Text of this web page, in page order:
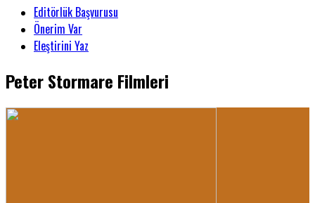
Editörlük Başvurusu
Önerim Var
Eleştirini Yaz
Peter Stormare Filmleri